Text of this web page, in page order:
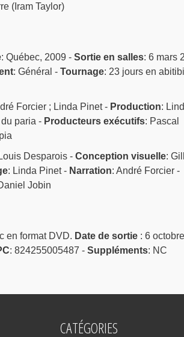
(Iram Taylor)
: Québec, 2009 - Sortie en salles: 6 mars
: Général - Tournage: 23 jours en
Forcier ; Linda Pinet - Production:
paria - Producteurs exécutifs: Pascal
Desparois - Conception visuelle:
: Linda Pinet - Narration: André Forcier -
Jobin
en format DVD. Date de sortie: 6 octobre
: 824255005487 - Suppléments: NC
CATÉGORIES